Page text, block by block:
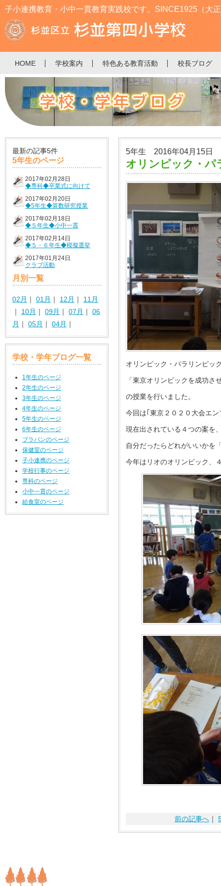
子小連携教育・小中一貫教育実践校です。SINCE1925（大
HOME 学校案内 特色ある教育活動 校長ブログ
最新の記事5件
5年生のページ
2017年02月28日
◆専科◆卒業式に向けて
2017年02月20日
◆5年生◆算数研究授業
2017年02月18日
◆５年生◆小中一貫
2017年02月14日
◆５・６年生◆模擬選挙
2017年01月24日
クラブ活動
月別一覧
02月 ｜ 01月 ｜ 12月 ｜ 11月
｜ 10月 ｜ 09月 ｜ 07月 ｜ 06
月 ｜ 05月 ｜ 04月 ｜
学校・学年ブログ一覧
1年生のページ
2年生のページ
3年生のページ
4年生のページ
5年生のページ
6年生のページ
ブラバンのページ
保健室のページ
子小連携のページ
学校行事のページ
専科のページ
小中一貫のページ
給食室のページ
5年生 2016年04月15日
オリンピック・パ
オリンピック・パラリンピッ
「東京オリンピックを成功
の授業を行いました。
今回は｢東京２０２０大会エ
現在出されている４つの案を
自分だったらどれがいいかを
今年はリオのオリンピック、
前の記事へ ｜